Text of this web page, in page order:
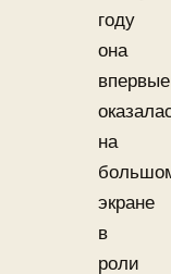
году
она
впервые
на
экране
в
роли